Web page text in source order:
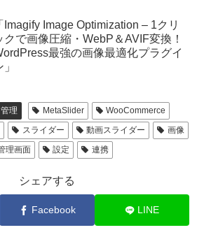
Imagify Image Optimization – 1クリ
クで画像圧縮・WebP＆AVIF変換！
最強の画像最適化プラグイ
」
理 MetaSlider
WooCommerce
スライダー 動画スライダー
画像
理画面 設定 連携
シェアする
Facebook LINE